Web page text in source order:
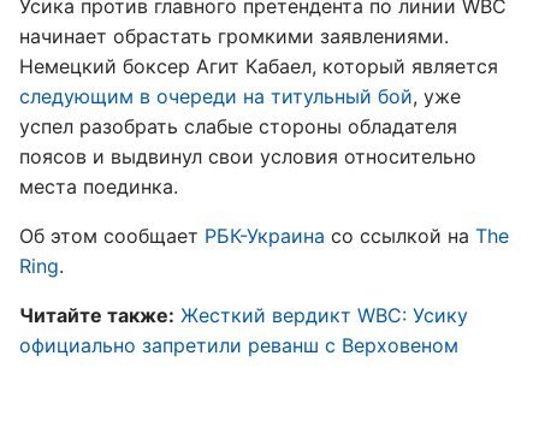
Усика против главного претендента по линии WBC
начинает обрастать громкими заявлениями.
Немецкий боксер Агит Кабаел, который является
следующим в очереди на титульный бой, уже
успел разобрать слабые стороны обладателя
поясов и выдвинул свои условия относительно
места поединка.
Об этом сообщает РБК-Украина со ссылкой на The
Ring.
Читайте также: Жесткий вердикт WBC: Усику
официально запретили реванш с Верховеном